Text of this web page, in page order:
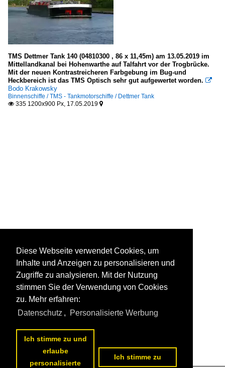
TMS Dettmer Tank 140 (04810300 , 86 x 11,45m) am 13.05.2019 im
Mittellandkanal bei Hohenwarthe auf Talfahrt vor der Trogbrücke.
Mit der neuen Kontrastreicheren Farbgebung im Bug-und
Heckbereich ist das TMS Optisch sehr gut aufgewertet worden. 
Bodo Krakowsky
Binnenschiffe / TMS - Tankmotorschiffe / Dettmer Tank
 335 1200x900 Px, 17.05.2019 
Diese Webseite verwendet Cookies, um
Inhalte und Anzeigen zu personalisieren und
Zugriffe zu analysieren. Mit der Nutzung
stimmen Sie der Verwendung von Cookies
zu. Mehr erfahren:
Datenschutz , Personalisierte Werbung
Ich stimme zu und
erlaube
personalisierte
Ich stimme zu